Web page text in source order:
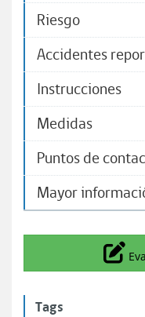
Riesgo
Accidentes
Instrucciones​
Medidas
Puntos de
Mayor
Tags